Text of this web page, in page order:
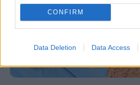
CONFIRM
Data Deletion Data Access